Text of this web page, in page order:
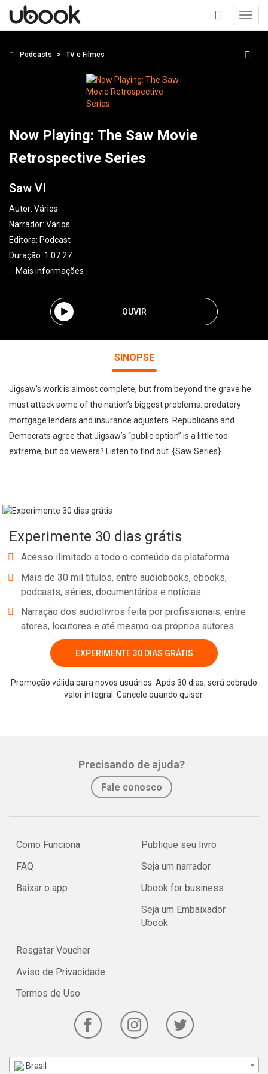
+
Podcasts TV e Filmes
Now Playing: The Saw Movie
Retrospective Series
Saw VI
Autor: Vários
Narrador: Vários
Editora: Podcast
Duração: 1:07:27
Mais informações
OUVIR
SINOPSE
Jigsaw’s work is almost complete, but from beyond the grave he
must attack some of the nation’s biggest problems: predatory
mortgage lenders and insurance adjusters. Republicans and
Democrats agree that Jigsaw’s “public option” is a little too
extreme, but do viewers? Listen to find out. {Saw Series}
Experimente 30 dias grátis
Acesso ilimitado a todo o conteúdo da plataforma.
Mais de 30 mil títulos, entre audiobooks, ebooks,
podcasts, séries, documentários e notícias.
Narração dos audiolivros feita por profissionais, entre
atores, locutores e até mesmo os próprios autores.
EXPERIMENTE 30 DIAS GRÁTIS
Promoção válida para novos usuários. Após 30 dias, será cobrado
valor integral. Cancele quando quiser.
Precisando de ajuda?
Fale conosco
Como Funciona
FAQ
Baixar o app
Publique seu livro
Seja um narrador
Ubook for business
Seja um Embaixador
Ubook
Resgatar Voucher
Aviso de Privacidade
Termos de Uso
Brasil
Whatsapp Facebook Twitter